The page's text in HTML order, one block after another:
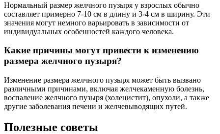
Нормальный размер желчного пузыря у взрослых обычно
составляет примерно 7-10 см в длину и 3-4 см в ширину. Эти
значения могут немного варьировать в зависимости от
индивидуальных особенностей каждого человека.
Какие причины могут привести к изменению
размера желчного пузыря?
Изменение размера желчного пузыря может быть вызвано
различными причинами, включая желчекаменную болезнь,
воспаление желчного пузыря (холецистит), опухоли, а также
другие заболевания печени и желчевыводящих путей.
Полезные советы